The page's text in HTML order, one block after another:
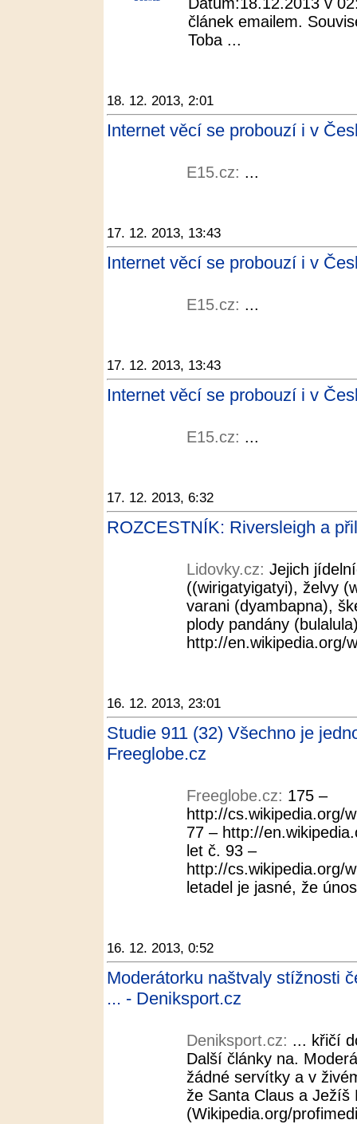
článek emailem.
Toba ...
18. 12. 2013, 2:01
Internet věcí se probouzí i v
E15.cz: ...
17. 12. 2013, 13:43
Internet věcí se probouzí i v
E15.cz: ...
17. 12. 2013, 13:43
Internet věcí se probouzí i v
E15.cz: ...
17. 12. 2013, 6:32
ROZCESTNÍK: Riversleigh a
Lidovky.cz: Jejich
((wirigatyigatyi), želvy
varani (dyambapna),
plody pandány
http://en.wikipedia.org/
16. 12. 2013, 23:01
Studie 911 (32) Všechno je
Freeglobe.cz
Freeglobe.cz: 175 –
http://cs.wikipedia.org/
77 – http://
let č. 93 –
http://cs.wikipedia.org/
letadel je jasné, že
16. 12. 2013, 0:52
Moderátorku naštvaly stížnosti
... - Deniksport.cz
Deniksport.cz: ... křičí
Další články na.
žádné servítky a v
že Santa Claus a Ježíš
(Wikipedia.org/